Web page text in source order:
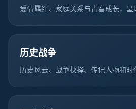
爱情羁绊、家庭关系与青春成长，呈
历史战争
历史风云、战争抉择、传记人物和时